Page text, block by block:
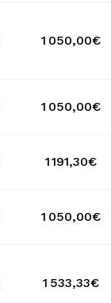
1 050,00€
1 050,00€
1 191,30€
1 050,00€
1 533,33€